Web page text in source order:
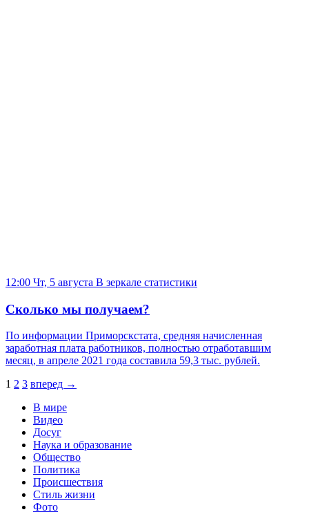
12:00 Чт, 5 августа В зеркале статистики
Сколько мы получаем?
По информации Приморскстата, средняя начисленная
заработная плата работников, полностью отработавшим
месяц, в апреле 2021 года составила 59,3 тыс. рублей.
1 2 3 вперед →
В мире
Видео
Досуг
Наука и образование
Общество
Политика
Происшествия
Стиль жизни
Фото